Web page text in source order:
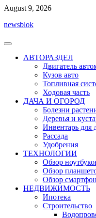
Перейти
содержимому
August 9, 2026
newsblok
АВТОРАЗДЕЛ
Двигатель
Кузов авто
Топливная
Ходовая часть
ДАЧА И ОГОРОД
Болезни
Деревья и
Инвентарь для
Рассада
Удобрения
ТЕХНОЛОГИИ
Обзор
Обзор
Обзор
НЕДВИЖИМОСТЬ
Ипотека
Строительство